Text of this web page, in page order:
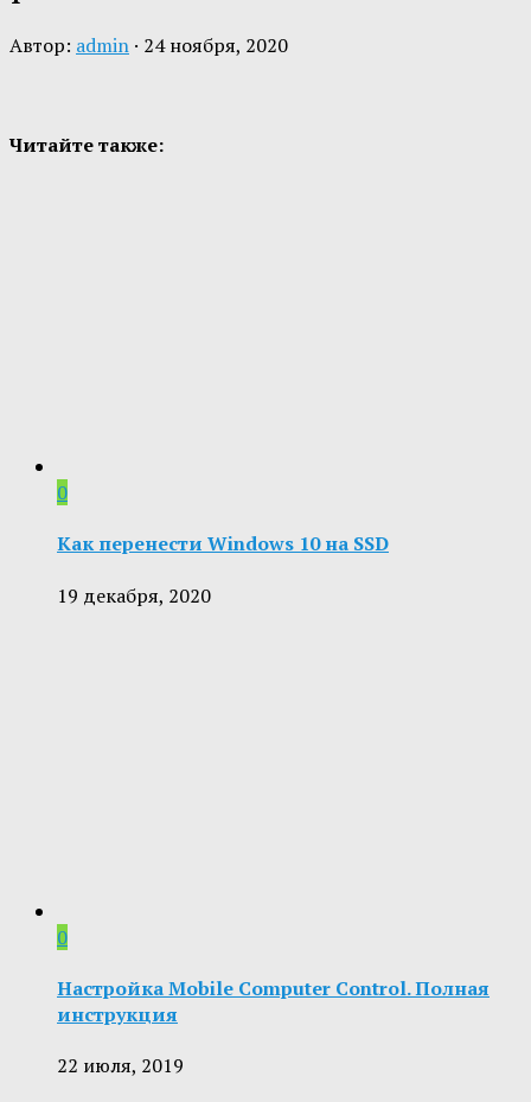
Автор: admin · 24 ноября, 2020
Читайте также:
0
Как перенести Windows 10 на SSD
19 декабря, 2020
0
Настройка Mobile Computer Control. Полная
инструкция
22 июля, 2019